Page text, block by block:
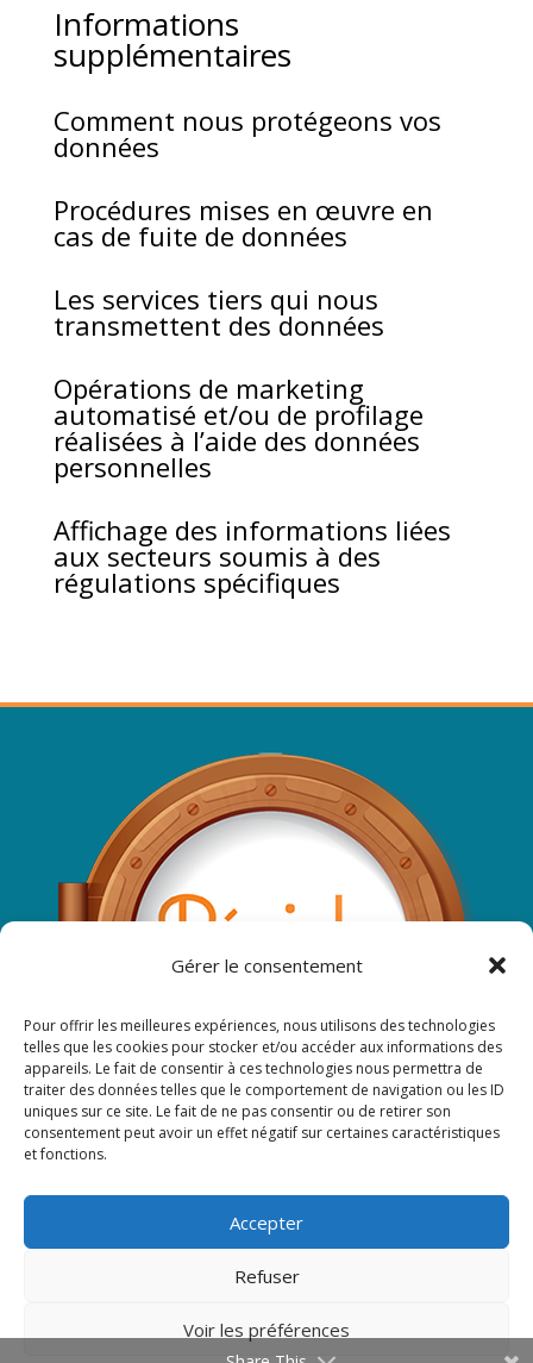
Gérer le consentement
Pour offrir les meilleures expériences, nous utilisons des technologies
telles que les cookies pour stocker et/ou accéder aux informations des
appareils. Le fait de consentir à ces technologies nous permettra de
traiter des données telles que le comportement de navigation ou les ID
uniques sur ce site. Le fait de ne pas consentir ou de retirer son
consentement peut avoir un effet négatif sur certaines caractéristiques
et fonctions.
Accepter
Refuser
Voir les préférences
Informations
supplémentaires
Comment nous protégeons vos
données
Procédures mises en œuvre en
cas de fuite de données
Les services tiers qui nous
transmettent des données
Opérations de marketing
automatisé et/ou de profilage
réalisées à l’aide des données
personnelles
Affichage des informations liées
aux secteurs soumis à des
régulations spécifiques
Suivez-nous sur Facebook ...